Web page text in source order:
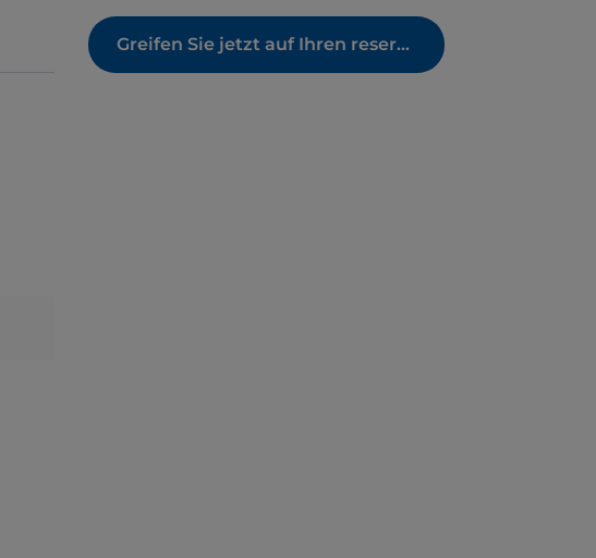
Greifen Sie jetzt auf Ihren reservierten Bereich zu